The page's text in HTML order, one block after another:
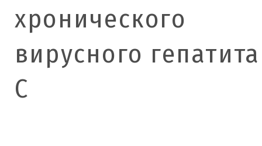
хронического
вирусного гепатита
С